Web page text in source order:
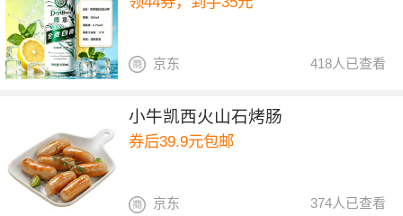
418人已查看
京东
小牛凯西火山石烤肠
券后39.9元包邮
374人已查看
京东